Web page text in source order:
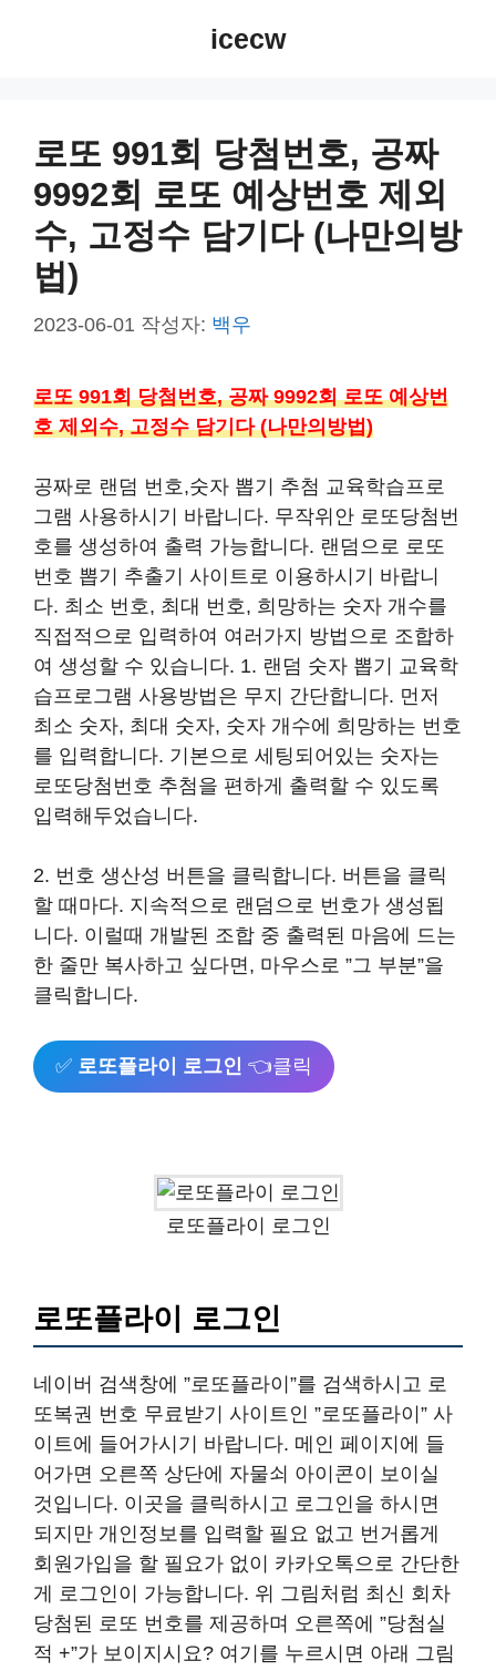
icecw
로또 991회 당첨번호, 공짜
9992회 로또 예상번호 제외
수, 고정수 담기다 (나만의방
법)
2023-06-01 작성자: 백우
로또 991회 당첨번호, 공짜 9992회 로또 예상번
호 제외수, 고정수 담기다 (나만의방법)
공짜로 랜덤 번호,숫자 뽑기 추첨 교육학습프로
그램 사용하시기 바랍니다. 무작위안 로또당첨번
호를 생성하여 출력 가능합니다. 랜덤으로 로또
번호 뽑기 추출기 사이트로 이용하시기 바랍니
다. 최소 번호, 최대 번호, 희망하는 숫자 개수를
직접적으로 입력하여 여러가지 방법으로 조합하
여 생성할 수 있습니다. 1. 랜덤 숫자 뽑기 교육학
습프로그램 사용방법은 무지 간단합니다. 먼저
최소 숫자, 최대 숫자, 숫자 개수에 희망하는 번호
를 입력합니다. 기본으로 세팅되어있는 숫자는
로또당첨번호 추첨을 편하게 출력할 수 있도록
입력해두었습니다.
2. 번호 생산성 버튼을 클릭합니다. 버튼을 클릭
할 때마다. 지속적으로 랜덤으로 번호가 생성됩
니다. 이럴때 개발된 조합 중 출력된 마음에 드는
한 줄만 복사하고 싶다면, 마우스로 ”그 부분”을
클릭합니다.
✅ 로또플라이 로그인 👈클릭
로또플라이 로그인
로또플라이 로그인
네이버 검색창에 ”로또플라이”를 검색하시고 로
또복권 번호 무료받기 사이트인 ”로또플라이” 사
이트에 들어가시기 바랍니다. 메인 페이지에 들
어가면 오른쪽 상단에 자물쇠 아이콘이 보이실
것입니다. 이곳을 클릭하시고 로그인을 하시면
되지만 개인정보를 입력할 필요 없고 번거롭게
회원가입을 할 필요가 없이 카카오톡으로 간단한
게 로그인이 가능합니다. 위 그림처럼 최신 회차
당첨된 로또 번호를 제공하며 오른쪽에 ”당첨실
적 +”가 보이지시요? 여기를 누르시면 아래 그림